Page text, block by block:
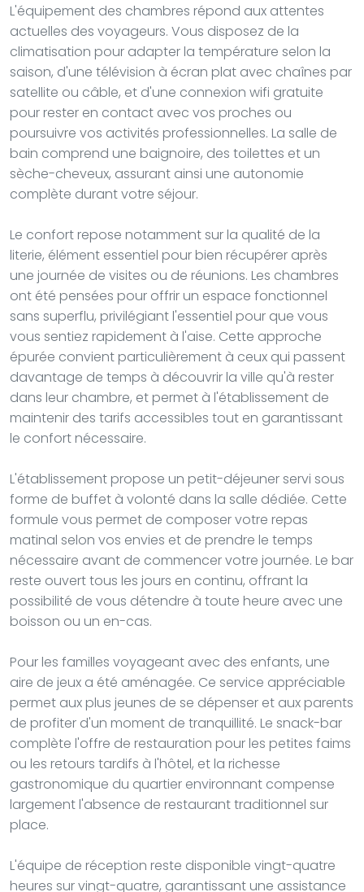
L'équipement des chambres répond aux attentes
actuelles des voyageurs. Vous disposez de la
climatisation pour adapter la température selon la
saison, d'une télévision à écran plat avec chaînes par
satellite ou câble, et d'une connexion wifi gratuite
pour rester en contact avec vos proches ou
poursuivre vos activités professionnelles. La salle de
bain comprend une baignoire, des toilettes et un
sèche-cheveux, assurant ainsi une autonomie
complète durant votre séjour.
Le confort repose notamment sur la qualité de la
literie, élément essentiel pour bien récupérer après
une journée de visites ou de réunions. Les chambres
ont été pensées pour offrir un espace fonctionnel
sans superflu, privilégiant l'essentiel pour que vous
vous sentiez rapidement à l'aise. Cette approche
épurée convient particulièrement à ceux qui passent
davantage de temps à découvrir la ville qu'à rester
dans leur chambre, et permet à l'établissement de
maintenir des tarifs accessibles tout en garantissant
le confort nécessaire.
L'établissement propose un petit-déjeuner servi sous
forme de buffet à volonté dans la salle dédiée. Cette
formule vous permet de composer votre repas
matinal selon vos envies et de prendre le temps
nécessaire avant de commencer votre journée. Le bar
reste ouvert tous les jours en continu, offrant la
possibilité de vous détendre à toute heure avec une
boisson ou un en-cas.
Pour les familles voyageant avec des enfants, une
aire de jeux a été aménagée. Ce service appréciable
permet aux plus jeunes de se dépenser et aux parents
de profiter d'un moment de tranquillité. Le snack-bar
complète l'offre de restauration pour les petites faims
ou les retours tardifs à l'hôtel, et la richesse
gastronomique du quartier environnant compense
largement l'absence de restaurant traditionnel sur
place.
L'équipe de réception reste disponible vingt-quatre
heures sur vingt-quatre, garantissant une assistance